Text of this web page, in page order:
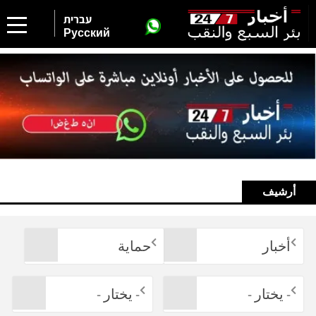
עברית
Русский
أرشيف
أخبار حماية
- يختار - - يختار -